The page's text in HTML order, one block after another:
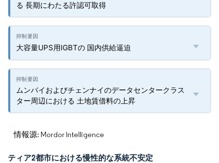
る 長期にわたる許認可取得
大容量UPS用IGBTの 国内供給逼迫
ムンバイおよびチェンナイのデータセンタークラス
ター周辺における 土地賃借料の上昇
情報源: Mordor Intelligence
ティア2都市における慢性的な系統不安定